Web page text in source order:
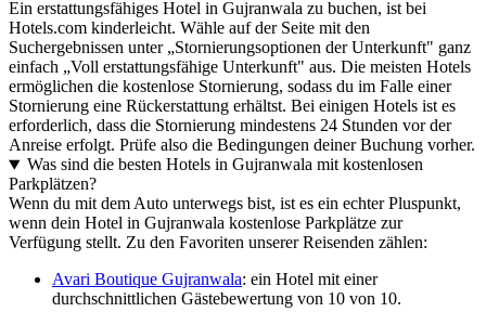
Ein erstattungsfähiges Hotel in Gujranwala zu buchen, ist bei
Hotels.com kinderleicht. Wähle auf der Seite mit den
Suchergebnissen unter „Stornierungsoptionen der Unterkunft" ganz
einfach „Voll erstattungsfähige Unterkunft" aus. Die meisten Hotels
ermöglichen die kostenlose Stornierung, sodass du im Falle einer
Stornierung eine Rückerstattung erhältst. Bei einigen Hotels ist es
erforderlich, dass die Stornierung mindestens 24 Stunden vor der
Anreise erfolgt. Prüfe also die Bedingungen deiner Buchung vorher.
Was sind die besten Hotels in Gujranwala mit kostenlosen
Parkplätzen?
Wenn du mit dem Auto unterwegs bist, ist es ein echter Pluspunkt,
wenn dein Hotel in Gujranwala kostenlose Parkplätze zur
Verfügung stellt. Zu den Favoriten unserer Reisenden zählen:
Avari Boutique Gujranwala: ein Hotel mit einer
durchschnittlichen Gästebewertung von 10 von 10.